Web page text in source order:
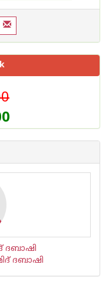
ദബാഷി
ദബാഷി